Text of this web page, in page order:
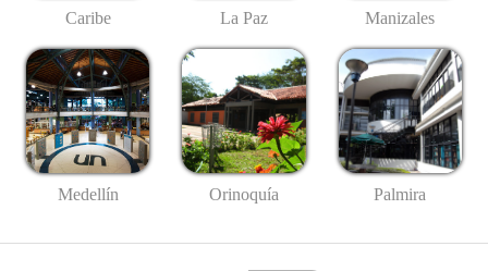
Caribe La Paz Manizales
Medellín Orinoquía Palmira